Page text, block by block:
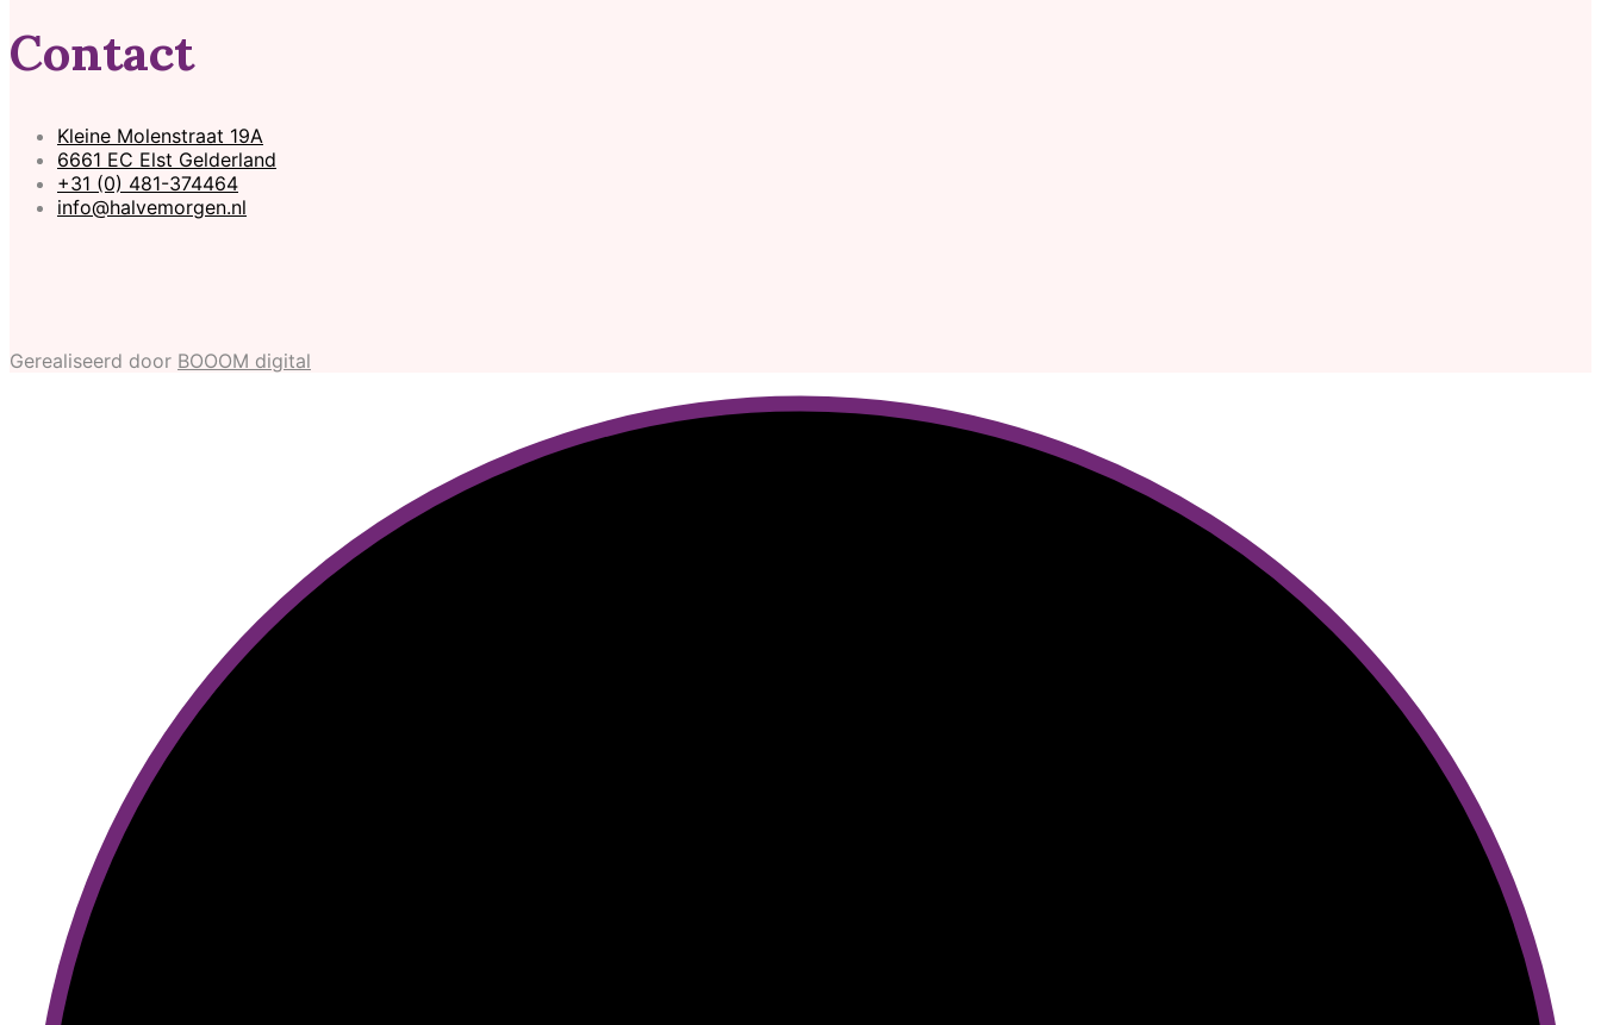
Contact
Kleine Molenstraat 19A
6661 EC Elst Gelderland
+31 (0) 481-374464
info@halvemorgen.nl
Gerealiseerd door BOOOM digital